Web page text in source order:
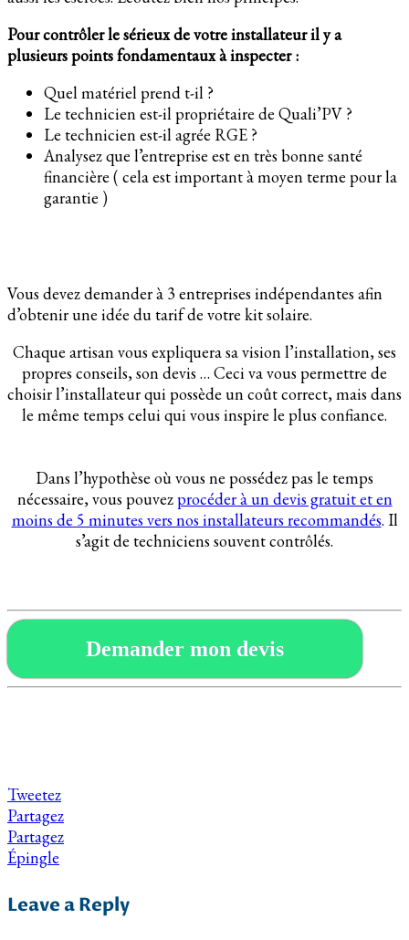
Pour contrôler le sérieux de votre installateur il y a
plusieurs points fondamentaux à inspecter :
Quel matériel prend t-il ?
Le technicien est-il propriétaire de Quali’PV ?
Le technicien est-il agrée RGE ?
Analysez que l’entreprise est en très bonne santé
financière ( cela est important à moyen terme pour la
garantie )
Vous devez demander à 3 entreprises indépendantes afin
d’obtenir une idée du tarif de votre kit solaire.
Chaque artisan vous expliquera sa vision l’installation, ses
propres conseils, son devis … Ceci va vous permettre de
choisir l’installateur qui possède un coût correct, mais dans
le même temps celui qui vous inspire le plus confiance.
Dans l’hypothèse où vous ne possédez pas le temps
nécessaire, vous pouvezprocéder à un devis gratuit et en
moins de 5 minutes vers nos installateurs recommandés. Il
s’agit de techniciens souvent contrôlés.
Demander mon devis
Tweetez
Partagez
Partagez
Épingle
Leave a Reply